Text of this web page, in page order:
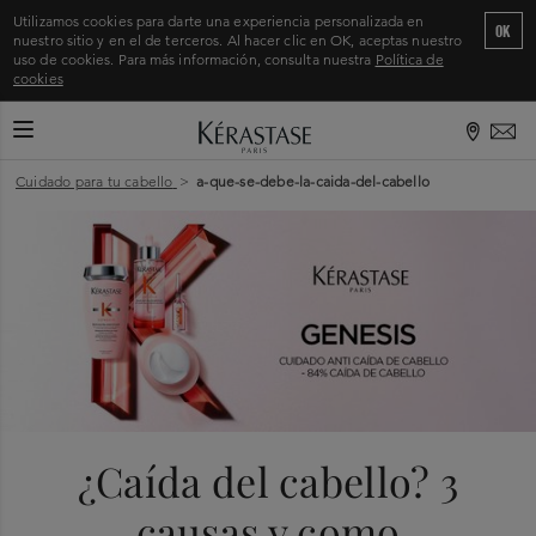
Utilizamos cookies para darte una experiencia personalizada en
nuestro sitio y en el de terceros. Al hacer clic en OK, aceptas nuestro
uso de cookies. Para más información, consulta nuestra Política de
cookies
OK
CAMBIAR MODO DE NAVEGACIÓN
Cuidado para tu cabello > a-que-se-debe-la-caida-del-cabello
¿Caída del cabello? 3